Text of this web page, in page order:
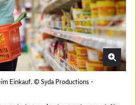
Einkauf. © Syda Productions -